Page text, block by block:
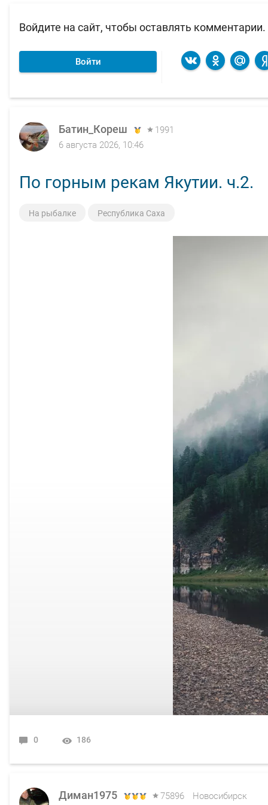
Войдите на сайт, чтобы оставлять комментарии.
Войти
Батин_Кореш
1991
6 августа 2026, 10:46
По горным рекам Якутии. ч.2.
На рыбалке Республика Саха
0 186
Диман1975 75896 Новосибирск